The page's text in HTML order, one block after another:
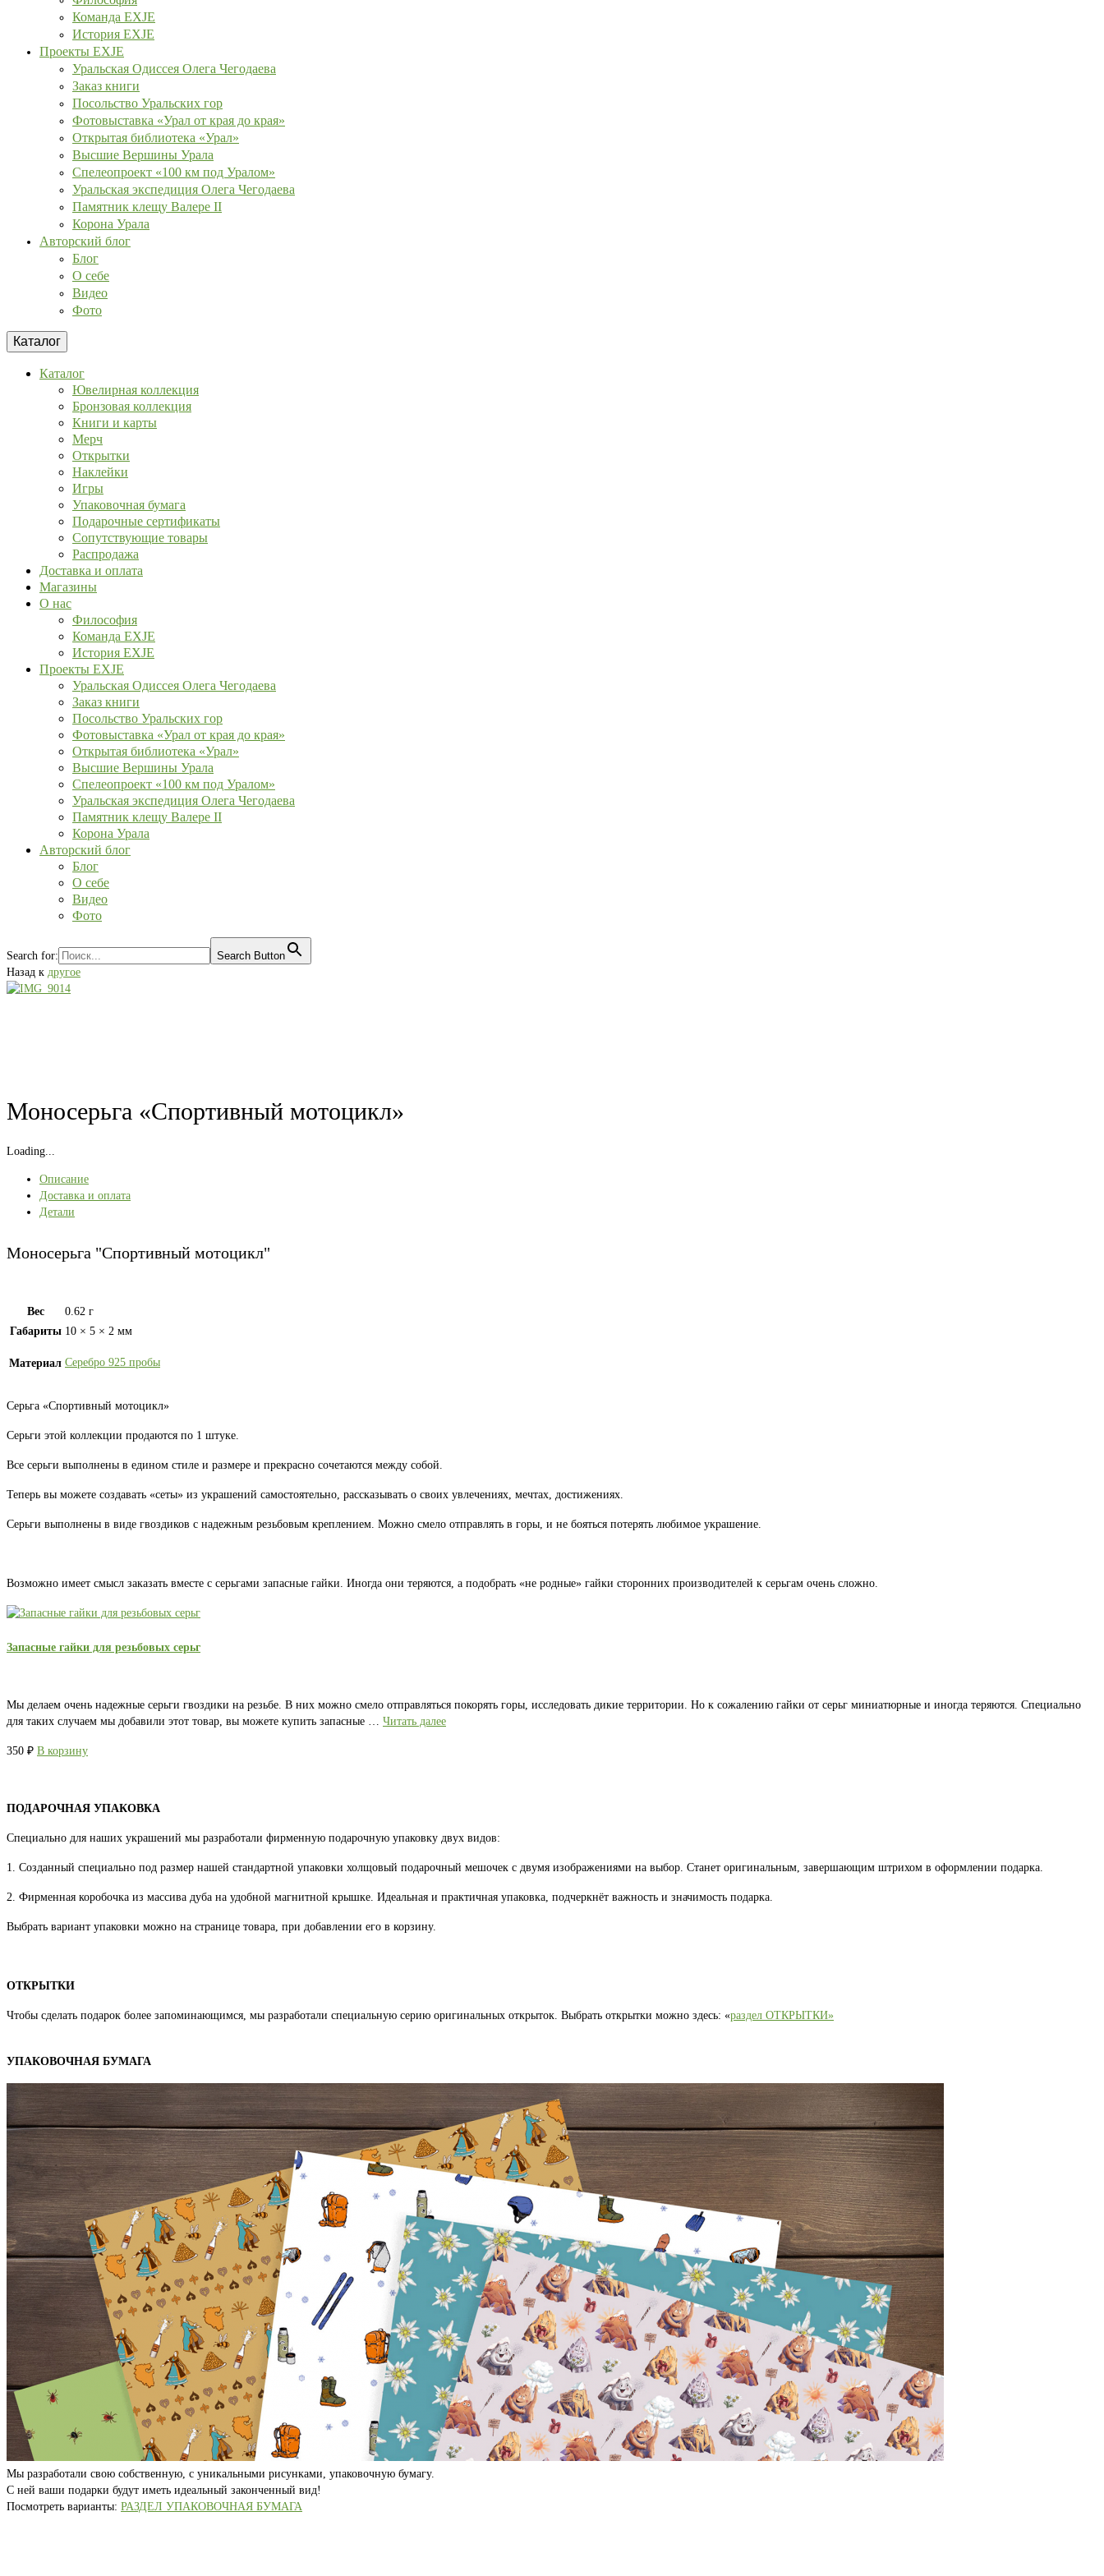
Команда EXJE
История EXJE
Проекты EXJE
Уральская Одиссея Олега Чегодаева
Заказ книги
Посольство Уральских гор
Фотовыставка «Урал от края до края»
Открытая библиотека «Урал»
Высшие Вершины Урала
Спелеопроект «100 км под Уралом»
Уральская экспедиция Олега Чегодаева
Памятник клещу Валере II
Корона Урала
Авторский блог
Блог
О себе
Видео
Фото
Каталог
Каталог
Ювелирная коллекция
Бронзовая коллекция
Книги и карты
Мерч
Открытки
Наклейки
Игры
Упаковочная бумага
Подарочные сертификаты
Сопутствующие товары
Распродажа
Доставка и оплата
Магазины
О нас
Философия
Команда EXJE
История EXJE
Проекты EXJE
Уральская Одиссея Олега Чегодаева
Заказ книги
Посольство Уральских гор
Фотовыставка «Урал от края до края»
Открытая библиотека «Урал»
Высшие Вершины Урала
Спелеопроект «100 км под Уралом»
Уральская экспедиция Олега Чегодаева
Памятник клещу Валере II
Корона Урала
Авторский блог
Блог
О себе
Видео
Фото
Search for:
Search Button
Назад к другое
Моносерьга «Спортивный мотоцикл»
Loading...
Описание
Доставка и оплата
Детали
Моносерьга "Спортивный мотоцикл"
Вес
0.62 г
Габариты 10 × 5 × 2 мм
Материал Серебро 925 пробы
Серьга «Спортивный мотоцикл»
Серьги этой коллекции продаются по 1 штуке.
Все серьги выполнены в едином стиле и размере и прекрасно сочетаются между собой.
Теперь вы можете создавать «сеты» из украшений самостоятельно, рассказывать о своих увлечениях, мечтах, достижениях.
Серьги выполнены в виде гвоздиков с надежным резьбовым креплением. Можно смело отправлять в горы, и не бояться потерять любимое украшение.
Возможно имеет смысл заказать вместе с серьгами запасные гайки. Иногда они теряются, а подобрать «не родные» гайки сторонних производителей к серьгам очень сложно.
Запасные гайки для резьбовых серьг
Мы делаем очень надежные серьги гвоздики на резьбе. В них можно смело отправляться покорять горы, исследовать дикие территории. Но к сожалению гайки от серьг миниатюрные и иногда теряются. Специально
для таких случаем мы добавили этот товар, вы можете купить запасные … Читать далее
350 ₽ В корзину
ПОДАРОЧНАЯ УПАКОВКА
Специально для наших украшений мы разработали фирменную подарочную упаковку двух видов:
1. Созданный специально под размер нашей стандартной упаковки холщовый подарочный мешочек с двумя изображениями на выбор. Станет оригинальным, завершающим штрихом в оформлении подарка.
2. Фирменная коробочка из массива дуба на удобной магнитной крышке. Идеальная и практичная упаковка, подчеркнёт важность и значимость подарка.
Выбрать вариант упаковки можно на странице товара, при добавлении его в корзину.
ОТКРЫТКИ
Чтобы сделать подарок более запоминающимся, мы разработали специальную серию оригинальных открыток. Выбрать открытки можно здесь: «раздел ОТКРЫТКИ»
УПАКОВОЧНАЯ БУМАГА
Мы разработали свою собственную, с уникальными рисунками, упаковочную бумагу.
С ней ваши подарки будут иметь идеальный законченный вид!
Посмотреть варианты: РАЗДЕЛ УПАКОВОЧНАЯ БУМАГА